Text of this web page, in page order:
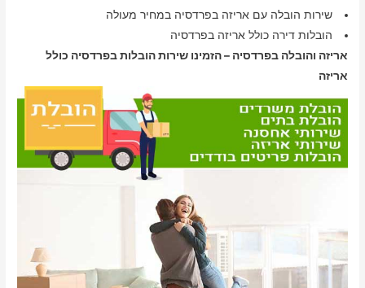
שירות הובלה עם אריזה בפרדסיה במחיר מעולה
הובלות דירה כולל אריזה בפרדסיה
אריזה והובלה בפרדסיה – הזמינו שירות הובלות בפרדסיה כולל
אריזה